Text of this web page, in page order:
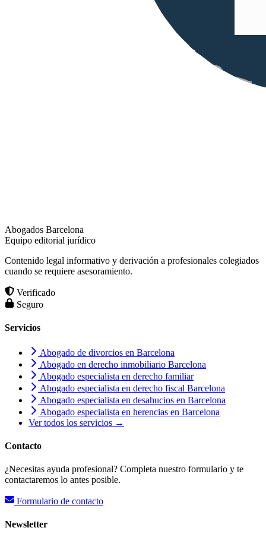
Abogados Barcelona
Equipo editorial jurídico
Contenido legal informativo y derivación a profesionales colegiados
cuando se requiere asesoramiento.
Verificado
Seguro
Servicios
Abogado de divorcios en Barcelona
Abogado en derecho inmobiliario Barcelona
Abogado especialista en derecho familiar
Abogado especialista en derecho fiscal Barcelona
Abogado especialista en desahucios en Barcelona
Abogado especialista en herencias en Barcelona
Ver todos los servicios →
Contacto
¿Necesitas ayuda profesional? Completa nuestro formulario y te
contactaremos lo antes posible.
Formulario de contacto
Newsletter